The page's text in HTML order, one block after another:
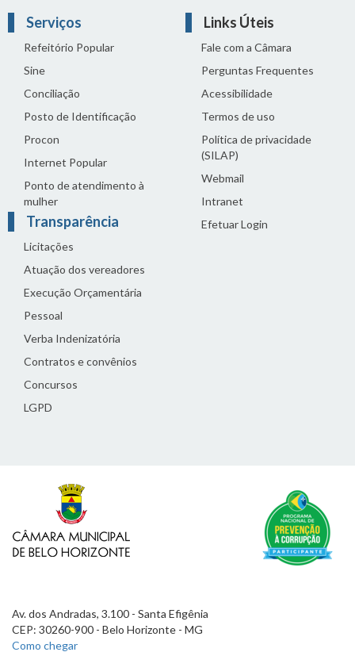
Serviços
Refeitório Popular
Sine
Conciliação
Posto de Identificação
Procon
Internet Popular
Ponto de atendimento à
mulher
Transparência
Licitações
Atuação dos vereadores
Execução Orçamentária
Pessoal
Verba Indenizatória
Contratos e convênios
Concursos
LGPD
Links Úteis
Fale com a Câmara
Perguntas Frequentes
Acessibilidade
Termos de uso
Política de privacidade
(SILAP)
Webmail
Intranet
Efetuar Login
Av. dos Andradas, 3.100 - Santa Efigênia
CEP: 30260-900 - Belo Horizonte - MG
Como chegar